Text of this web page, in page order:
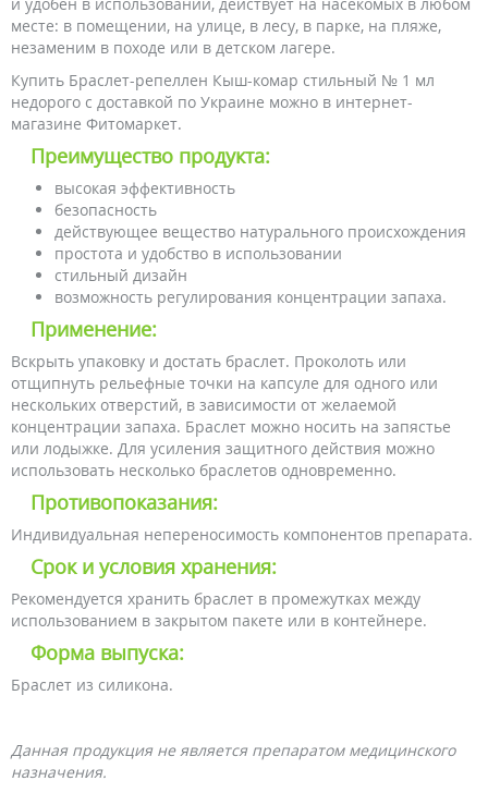
месте: в помещении, на улице, в лесу, в парке, на пляже,
незаменим в походе или в детском лагере.
Купить Браслет-репеллен Кыш-комар стильный № 1 мл
недорого с доставкой по Украине можно в интернет-
магазине Фитомаркет.
Преимущество продукта:
высокая эффективность
безопасность
действующее вещество натурального происхождения
простота и удобство в использовании
стильный дизайн
возможность регулирования концентрации запаха.
Применение:
Вскрыть упаковку и достать браслет. Проколоть или
отщипнуть рельефные точки на капсуле для одного или
нескольких отверстий, в зависимости от желаемой
концентрации запаха. Браслет можно носить на запястье
или лодыжке. Для усиления защитного действия можно
использовать несколько браслетов одновременно.
Противопоказания:
Индивидуальная непереносимость компонентов препарата.
Срок и условия хранения:
Рекомендуется хранить браслет в промежутках между
использованием в закрытом пакете или в контейнере.
Форма выпуска:
Браслет из силикона.
Данная продукция не является препаратом медицинского
назначения.